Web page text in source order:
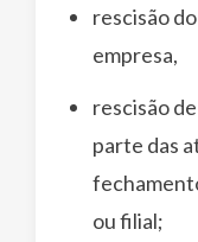
rescisão
empresa,
rescisão
parte das
ou filial;